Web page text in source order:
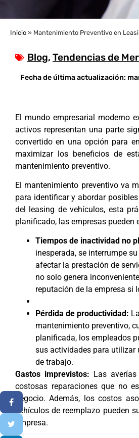
Inicio » Mantenimiento Preventivo en
Blog, Tendencias de
Fecha de última actualización:
El mundo empresarial moderno
activos representan una parte
convertido en una opción para
maximizar los beneficios de
mantenimiento preventivo.
El mantenimiento preventivo va
para identificar y abordar
del leasing de vehículos, esta
planificado, las empresas pueden
Tiempos de inactividad no
inesperada, se interrumpe
afectar la prestación de
no solo genera
reputación de la empresa si
Pérdida de productividad:
mantenimiento preventivo,
planificada, los empleados
sus actividades para utilizar
de trabajo.
Gastos imprevistos: Las
costosas reparaciones que no
negocio. Además, los costos
vehículos de reemplazo pueden
empresa.